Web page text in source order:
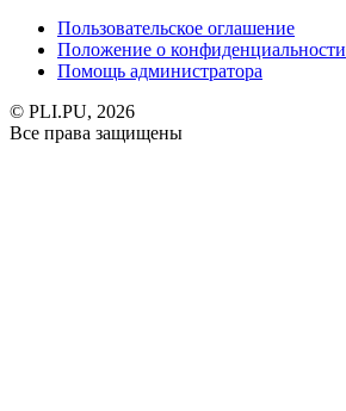
Пользовательское оглашение
Положение о конфиденциальности
Помощь администратора
© PLI.PU, 2026
Все права защищены